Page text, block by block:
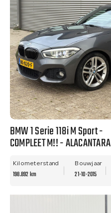
BMW 1 Serie 118i M Sport -
COMPLEET M!! - ALACANTARA
APK!!
Kilometerstand
198.892 km
Bouwjaar
21-10-2015